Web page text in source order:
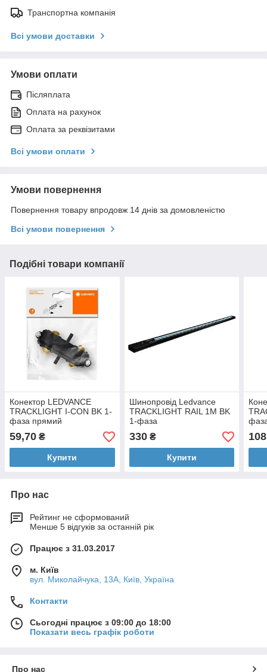
Транспортна компанія
Всі умови доставки
Умови оплати
Післяплата
Оплата на рахунок
Оплата за реквізитами
Всі умови оплати
Умови повернення
Повернення товару впродовж 14 днів за домовленістю
Всі умови повернення
Подібні товари компанії
Конектор LEDVANCE
TRACKLIGHT I-CON BK 1-
фаза прямий
59,70 ₴
Купити
Шинопровід Ledvance
TRACKLIGHT RAIL 1M BK
1-фаза
330₴
Купити
108
Про нас
Рейтинг не сформований
Менше 5 відгуків за останній рік
Працює з 31.03.2017
м. Київ
вул. Миколайчука, 13А, Київ, Україна
Контакти
Сьогодні працює з 09:00 до 18:00
Показати весь графік роботи
Про нас